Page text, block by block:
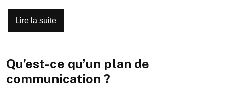
Lire la suite
Qu’est-ce qu’un plan de
communication ?